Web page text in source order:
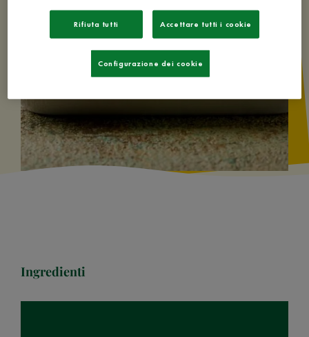
Ingredienti
Rifiuta tutti Accettare tutti i cookie
Configurazione dei cookie